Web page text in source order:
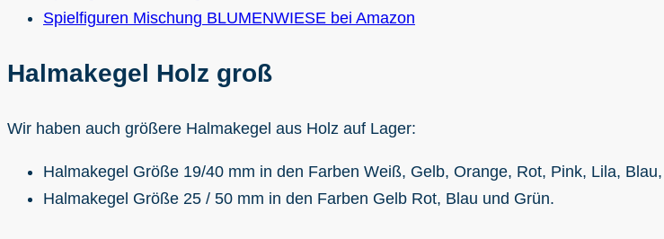
Spielfiguren Mischung BLUMENWIESE bei Amazon
Halmakegel Holz groß
Wir haben auch größere Halmakegel aus Holz auf Lager:
Halmakegel Größe 19/40 mm in den Farben Weiß, Gelb, Orange, Rot, Pink, Lila,
Halmakegel Größe 25 / 50 mm in den Farben Gelb Rot, Blau und Grün.